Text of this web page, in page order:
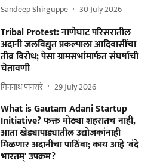
Sandeep Shirguppe 30 July 2026
Tribal Protest: नाणेघाट परिसरातील
अदानी जलविद्युत प्रकल्पाला आदिवासींचा
तीव्र विरोध; पेसा ग्रामसभांमार्फत संघर्षाची
चेतावणी
मिननाथ पानसरे 29 July 2026
What is Gautam Adani Startup
Initiative? फक्त मोठ्या शहरातच नाही,
आता खेड्यापाड्यातील उद्योजकांनाही
मिळणार अदानींचा पाठिंबा; काय आहे 'वंदे
भारतम्' उपक्रम?